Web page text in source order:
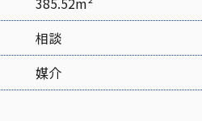
相談
媒介